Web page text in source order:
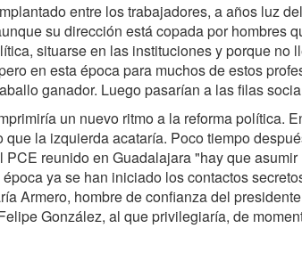
entre los trabajadores, a años luz
su dirección está copada por hombres
situarse en las instituciones y porque no
en esta época para muchos de estos
ganador. Luego pasarían a las filas
un nuevo ritmo a la reforma política.
la izquierda acataría. Poco tiempo
reunido en Guadalajara "hay que
ya se han iniciado los contactos
Armero, hombre de confianza del
González, al que privilegiaría, de